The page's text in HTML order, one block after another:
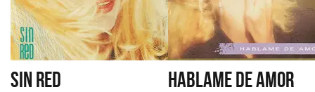
SIN RED HABLAME DE AMOR